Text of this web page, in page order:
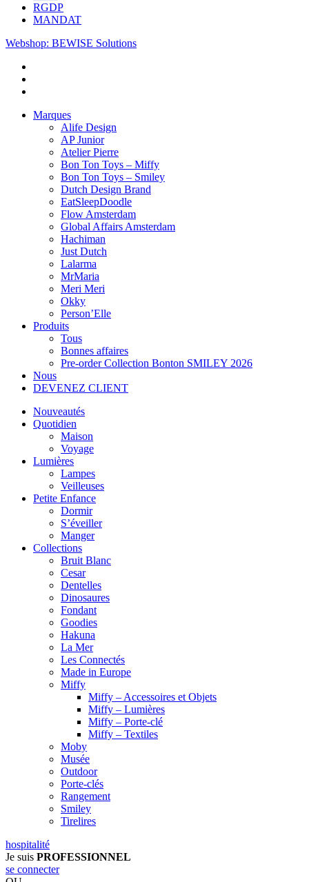
RGDP
MANDAT
Webshop: BEWISE Solutions
Marques
Alife Design
AP Junior
Atelier Pierre
Bon Ton Toys – Miffy
Bon Ton Toys – Smiley
Dutch Design Brand
EatSleepDoodle
Flow Amsterdam
Global Affairs Amsterdam
Hachiman
Just Dutch
Lalarma
MrMaria
Meri Meri
Okky
Person’Elle
Produits
Tous
Bonnes affaires
Pre-order Collection Bonton SMILEY 2026
Nous
DEVENEZ CLIENT
Nouveautés
Quotidien
Maison
Voyage
Lumières
Lampes
Veilleuses
Petite Enfance
Dormir
S’éveiller
Manger
Collections
Bruit Blanc
Cesar
Dentelles
Dinosaures
Fondant
Goodies
Hakuna
La Mer
Les Connectés
Made in Europe
Miffy
Miffy – Accessoires et Objets
Miffy – Lumières
Miffy – Porte-clé
Miffy – Textiles
Moby
Musée
Outdoor
Porte-clés
Rangement
Smiley
Tirelires
hospitalité
Je suis PROFESSIONNEL
se connecter